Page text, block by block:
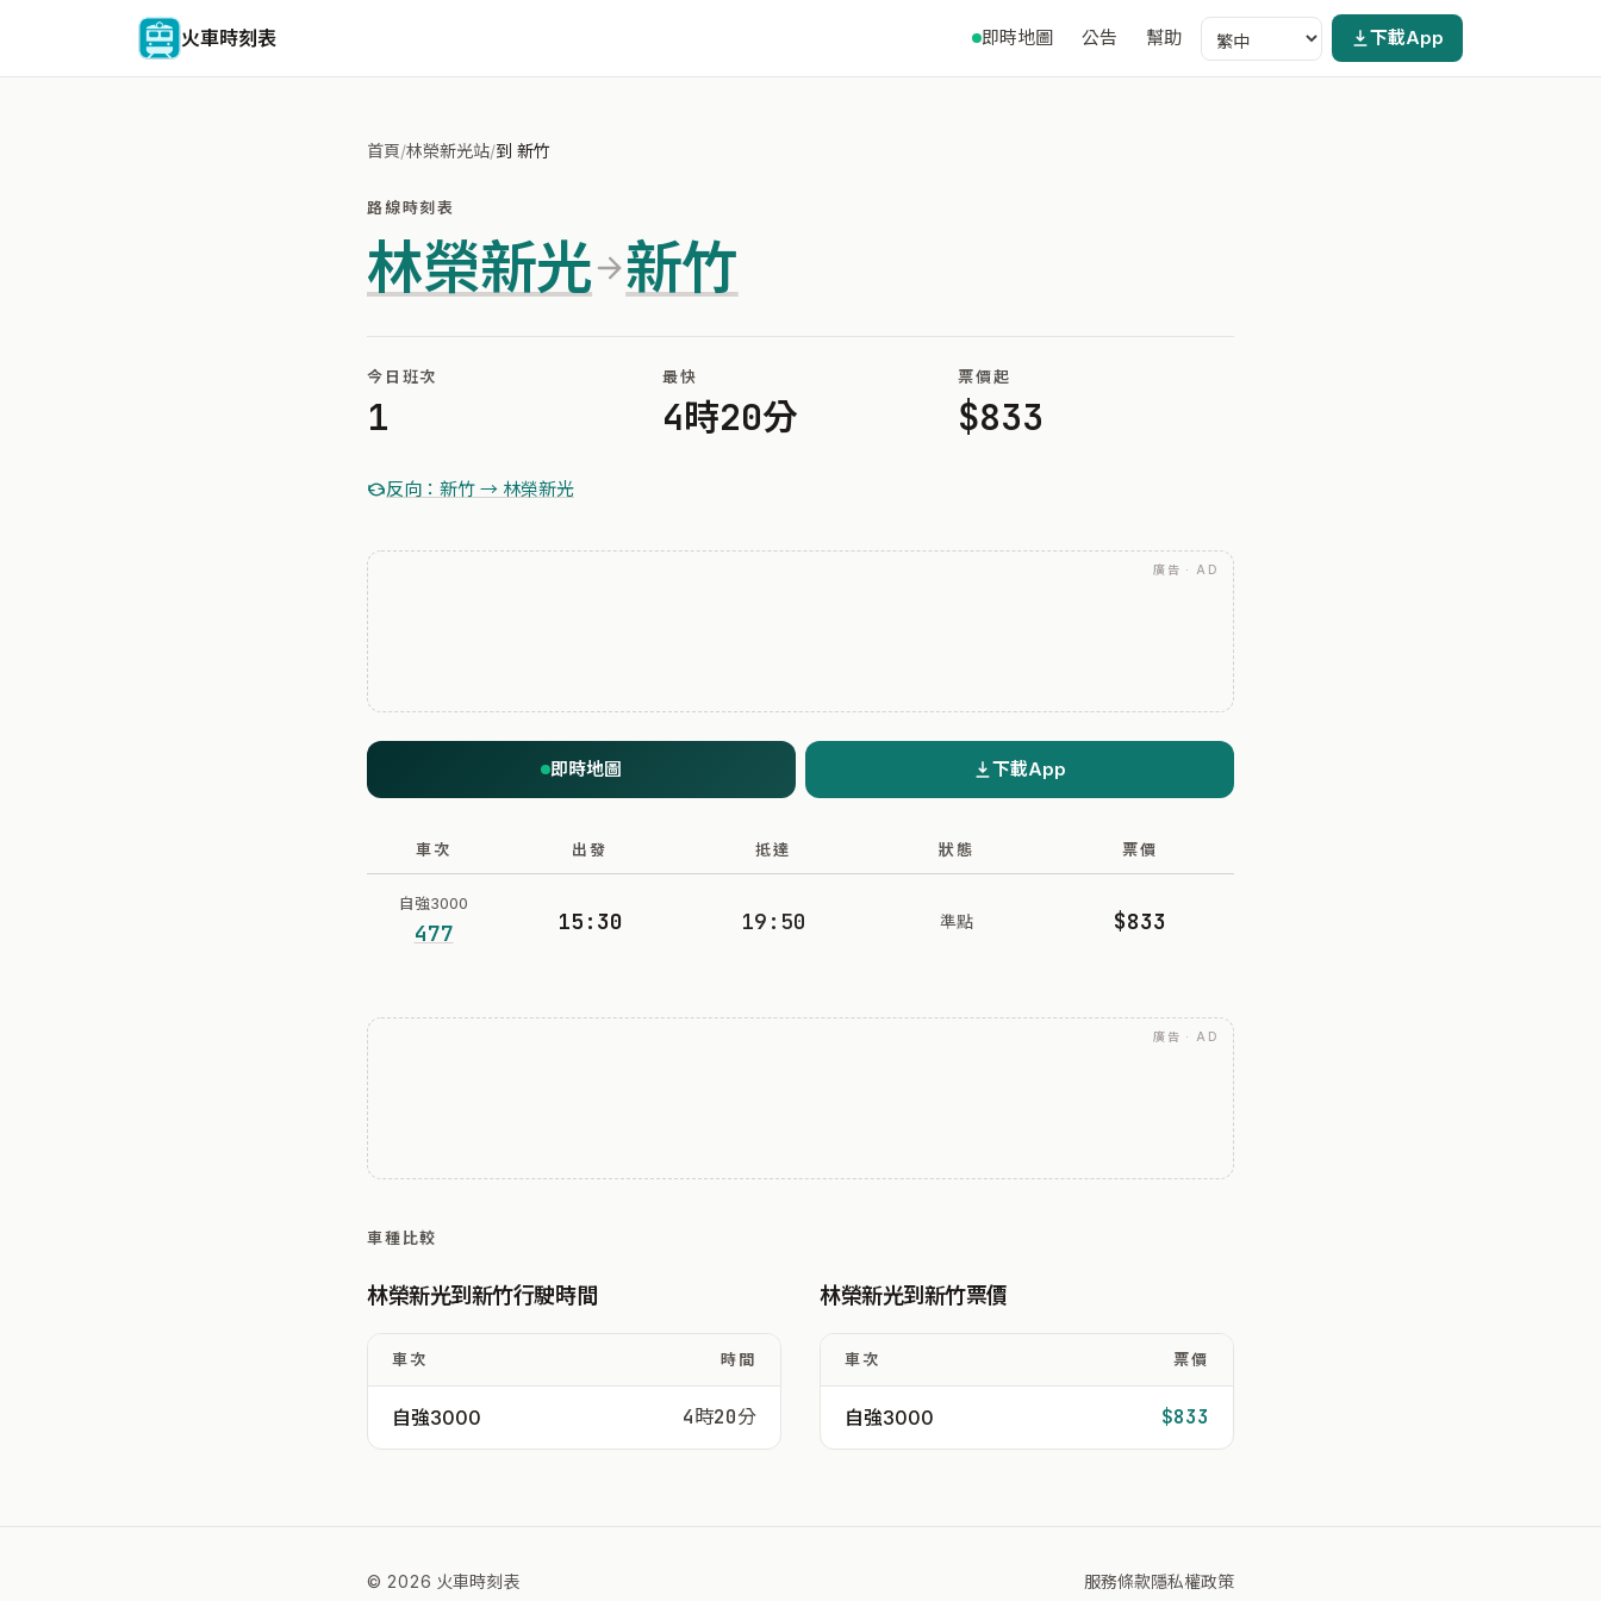
火車時刻表 即時地圖 公告 幫助 下載App
首頁/林榮新光站/到 新竹
路線時刻表
林榮新光 新竹
今日班次
1
最快
4時20分
票價起
$833
反向：新竹 → 林榮新光
廣告 · AD
即時地圖 下載App
車次 出發 抵達 狀態 票價
自強3000
477 15:30 19:50 準點 $833
廣告 · AD
車種比較
林榮新光到新竹行駛時間
車次 時間
自強3000 4時20分
林榮新光到新竹票價
車次 票價
自強3000 $833
© 2026 火車時刻表 服務條款隱私權政策